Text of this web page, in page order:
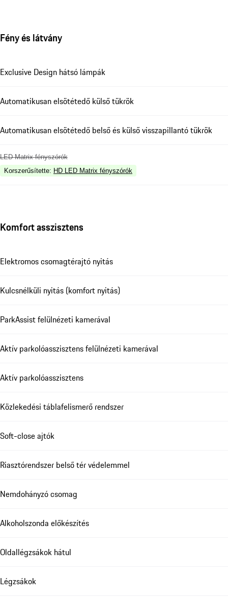
Fény és látvány
Exclusive Design hátsó lámpák
Automatikusan elsötétedő külső tükrök
Automatikusan elsötétedő belső és külső visszapillantó tükrök
LED Matrix fényszórók
Korszerűsítette: HD LED Matrix fényszórók
Komfort asszisztens
Elektromos csomagtérajtó nyitás
Kulcsnélküli nyitás (komfort nyitás)
ParkAssist felülnézeti kamerával
Aktív parkolóasszisztens felülnézeti kamerával
Aktív parkolóasszisztens
Közlekedési táblafelismerő rendszer
Soft-close ajtók
Riasztórendszer belső tér védelemmel
Nemdohányzó csomag
Alkoholszonda előkészítés
Oldallégzsákok hátul
Légzsákok